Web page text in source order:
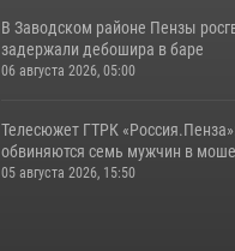
В Заводском районе Пензы
задержали дебошира в баре
06 августа 2026, 05:00
Телесюжет ГТРК
обвиняются семь мужчин в
05 августа 2026, 15:50